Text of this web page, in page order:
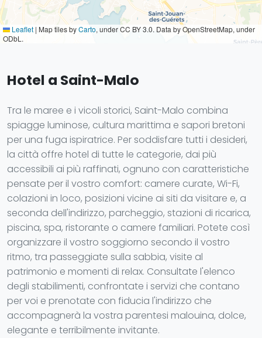
Leaflet | Map tiles byCarto, under CC BY 3.0. Data by OpenStreetMap, under
ODbL.
Hotel a Saint-Malo
Tra le maree e i vicoli storici, Saint-Malo combina
spiagge luminose, cultura marittima e sapori bretoni
per una fuga ispiratrice. Per soddisfare tutti i desideri,
la città offre hotel di tutte le categorie, dai più
accessibili ai più raffinati, ognuno con caratteristiche
pensate per il vostro comfort: camere curate, Wi-Fi,
colazioni in loco, posizioni vicine ai siti da visitare e, a
seconda dell'indirizzo, parcheggio, stazioni di ricarica,
piscina, spa, ristorante o camere familiari. Potete così
organizzare il vostro soggiorno secondo il vostro
ritmo, tra passeggiate sulla sabbia, visite al
patrimonio e momenti di relax. Consultate l'elenco
degli stabilimenti, confrontate i servizi che contano
per voi e prenotate con fiducia l'indirizzo che
accompagnerà la vostra parentesi malouina, dolce,
elegante e terribilmente invitante.